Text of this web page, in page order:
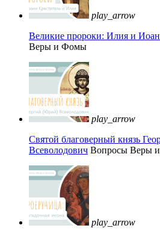
play_arrow
Великие пророки: Илия и
Веры и Фомы
play_arrow
Святой благоверный князь
Всеволодович Вопросы Веры
play_arrow